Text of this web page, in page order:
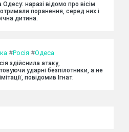
наразі відомо про вісім
отримали поранення, серед них і
дитина.
#Росія #Одеса
здійснила атаку,
ударні безпілотники, а не
повідомив Ігнат.